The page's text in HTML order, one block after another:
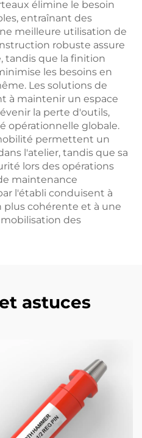
élimine le besoin
entraînant des
meilleure utilisation de
robuste assure
tandis que la finition
les besoins en
Les solutions de
à maintenir un espace
la perte d'outils,
opérationnelle globale.
permettent un
l'atelier, tandis que sa
lors des opérations
maintenance
l'établi conduisent à
plus cohérente et à une
des
astuces